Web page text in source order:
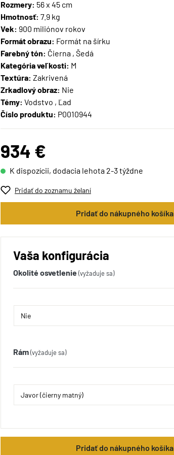
Rozmery: 56 x 45 cm
Hmotnosť: 7.9 kg
Vek: 900 miliónov rokov
Formát obrazu: Formát na šírku
Farebný tón: Čierna , Šedá
Kategória veľkosti: M
Textúra: Zakrivená
Zrkadlový obraz: Nie
Témy: Vodstvo , Ľad
Číslo produktu: P0010944
934 €
K dispozícii, dodacia lehota 2-3 týždne
Pridať do zoznamu želaní
Pridať do nákupného košíka
Vaša konfigurácia
Okolité osvetlenie (vyžaduje sa)
Rám(vyžaduje sa)
Pridať do nákupného košíka